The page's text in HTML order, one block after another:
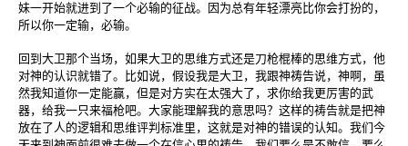
妹一开始就进到了一个必输的征战。因为总有年轻漂亮比你会打扮的，
所以你一定输，必输。
回到大卫那个当场，如果大卫的思维方式还是刀枪棍棒的思维方式，他
对神的认识就错了。比如说，假设我是大卫，我跟神祷告说，神啊，虽
然我知道你一定能赢，但是对方实在太强大了，求你给我更厉害的武
器，给我一只来福枪吧。大家能理解我的意思吗？这样的祷告就是把神
放在了人的逻辑和思维评判标准里，这就是对神的错误的认知。我们今